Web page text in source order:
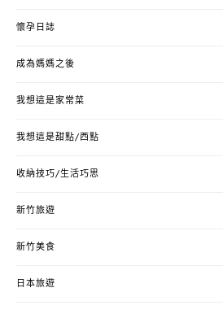
懷孕日誌
成為媽媽之後
我想這是家常菜
我想這是甜點/西點
收納技巧/生活巧思
新竹旅遊
新竹美食
日本旅遊